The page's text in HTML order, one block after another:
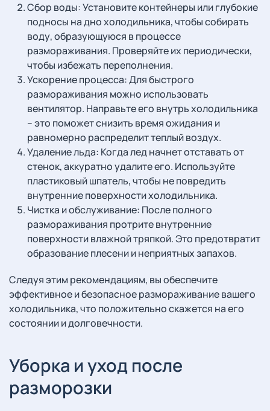
Сбор воды: Установите контейнеры или глубокие
подносы на дно холодильника, чтобы собирать
воду, образующуюся в процессе
размораживания. Проверяйте их периодически,
чтобы избежать переполнения.
Ускорение процесса: Для быстрого
размораживания можно использовать
вентилятор. Направьте его внутрь холодильника
– это поможет снизить время ожидания и
равномерно распределит теплый воздух.
Удаление льда: Когда лед начнет отставать от
стенок, аккуратно удалите его. Используйте
пластиковый шпатель, чтобы не повредить
внутренние поверхности холодильника.
Чистка и обслуживание: После полного
размораживания протрите внутренние
поверхности влажной тряпкой. Это предотвратит
образование плесени и неприятных запахов.
Следуя этим рекомендациям, вы обеспечите
эффективное и безопасное размораживание вашего
холодильника, что положительно скажется на его
состоянии и долговечности.
Уборка и уход после
разморозки